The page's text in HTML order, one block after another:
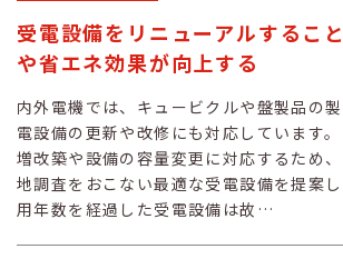
受電設備をリニューアルするこ
や省エネ効果が向上する
内外電機では、キュービクルや盤製品の
電設備の更新や改修にも対応しています
増改築や設備の容量変更に対応するため
地調査をおこない最適な受電設備を提案
用年数を経過した受電設備は故…